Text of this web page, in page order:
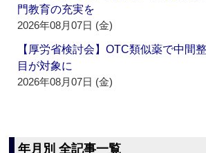
門教育の充実を
2026年08月07日 (金)
【厚労省検討会】OTC類似薬で中間
目が対象に
2026年08月07日 (金)
年月別 全記事一覧